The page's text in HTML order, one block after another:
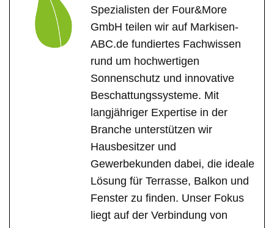
Spezialisten der Four&More
GmbH teilen wir auf Markisen-
ABC.de fundiertes Fachwissen
rund um hochwertigen
Sonnenschutz und innovative
Beschattungssysteme. Mit
langjähriger Expertise in der
Branche unterstützen wir
Hausbesitzer und
Gewerbekunden dabei, die ideale
Lösung für Terrasse, Balkon und
Fenster zu finden. Unser Fokus
liegt auf der Verbindung von